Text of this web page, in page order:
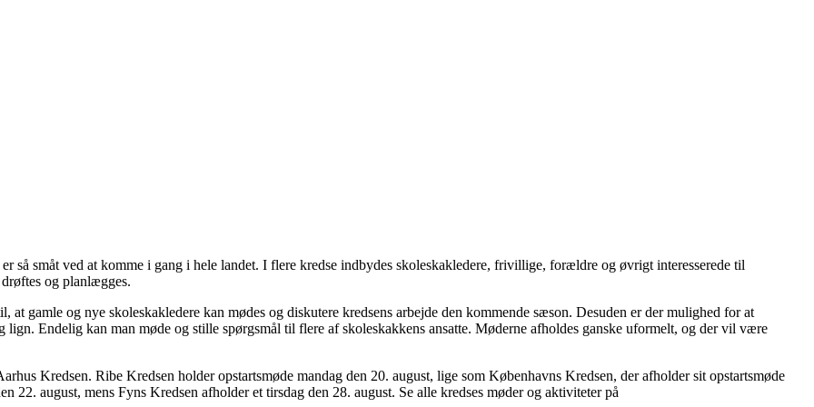
er så småt ved at komme i gang i hele landet. I flere kredse indbydes skoleskakledere, frivillige, forældre og øvrigt interesserede til
og planlægges.
gamle og nye skoleskakledere kan mødes og diskutere kredsens arbejde den kommende sæson. Desuden er der mulighed for at
Endelig kan man møde og stille spørgsmål til flere af skoleskakkens ansatte. Møderne afholdes ganske uformelt, og der vil være
Kredsen. Ribe Kredsen holder opstartsmøde mandag den 20. august, lige som Københavns Kredsen, der afholder sit opstartsmøde
22. august, mens Fyns Kredsen afholder et tirsdag den 28. august. Se alle kredses møder og aktiviteter på